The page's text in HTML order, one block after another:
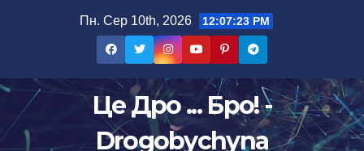
Пн. Сер 10th, 2026 12:07:24 PM
Це Дро ... Бро! -
Drogobychyna